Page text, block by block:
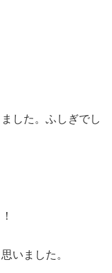
した。ふしぎでし
いました。